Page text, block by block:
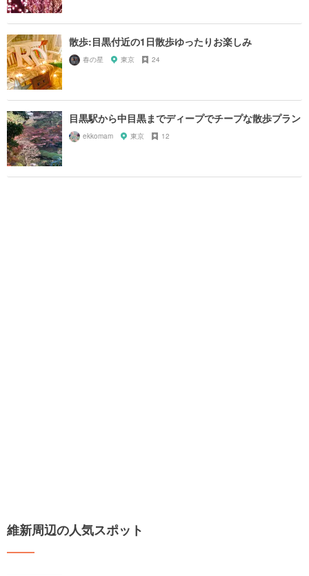
散歩:目黒付近の1日散歩ゆったりお楽しみ
春の星 東京 24
目黒駅から中目黒までディープでチープな散歩プラン
ekkomam 東京 12
維新周辺の人気スポット